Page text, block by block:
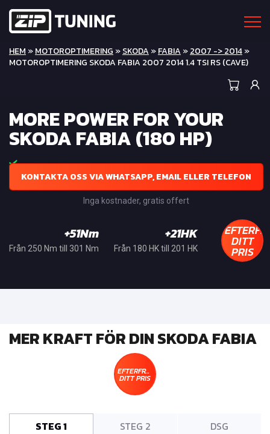
HEM »MOTOROPTIMERING »SKODA »FABIA »2007 -> 2014»
MOTOROPTIMERING SKODA FABIA 2007 2014 1.4 TSI RS (CAVE)
MORE POWER FOR YOUR
SKODA FABIA (180 HP)
KONTAKTA OSS VIA WHATSAPP, EMAIL ELLER TELEFON
Inga kostnader, gratis offert
+51Nm
Från 250 Nm till 301 Nm
+21HK
Från 180 HK till 201 HK DITT
PRIS
MER KRAFT FÖR DIN SKODA FABIA
EFTERFRÅGA
DITT PRIS
STEG 1 STEG 2 DSG